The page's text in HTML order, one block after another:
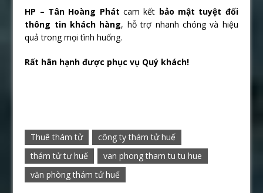
HP – Tân Hoàng Phát cam kết bảo mật tuyệt đối
thông tin khách hàng, hỗ trợ nhanh chóng và hiệu
quả trong mọi tình huống.
Rất hân hạnh được phục vụ Quý khách!
Thuê thám tử
công ty thám tử huế
thám tử tư huế
van phong tham tu tu hue
văn phòng thám tử huế